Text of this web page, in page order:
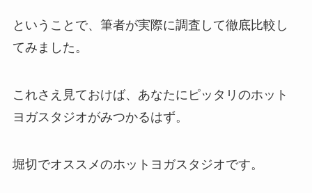
ということで、筆者が実際に調査して徹底比較し
てみました。
これさえ見ておけば、あなたにピッタリのホット
ヨガスタジオがみつかるはず。
堀切でオススメのホットヨガスタジオです。